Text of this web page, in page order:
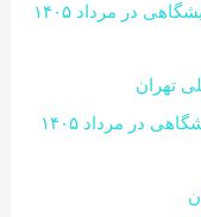
قیمت غرفه سازی نمایشگاهی در مرداد ۱۴۰۵
تهران
قیمت غرفه سازی نمایشگاهی در مرداد ۱۴۰۵